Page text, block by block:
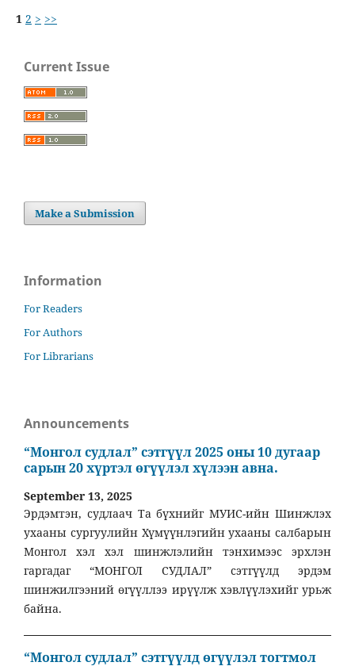
1 2 > >>
Current Issue
Make a Submission
Information
For Readers
For Authors
For Librarians
Announcements
“Монгол судлал” сэтгүүл 2025 оны 10 дугаар
сарын 20 хүртэл өгүүлэл хүлээн авна.
September 13, 2025
Эрдэмтэн, судлаач Та бүхнийг МУИС-ийн Шинжлэх
ухааны сургуулийн Хүмүүнлэгийн ухааны салбарын
Монгол хэл хэл шинжлэлийн тэнхимээс эрхлэн
гаргадаг “МОНГОЛ СУДЛАЛ” сэтгүүлд эрдэм
шинжилгээний өгүүллээ ирүүлж хэвлүүлэхийг урьж
байна.
“Монгол судлал” сэтгүүлд өгүүлэл тогтмол